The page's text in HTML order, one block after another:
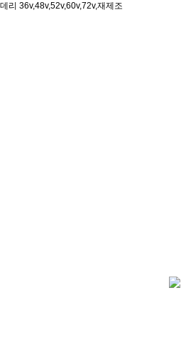
리 36v,48v,52v,60v,72v,재제조